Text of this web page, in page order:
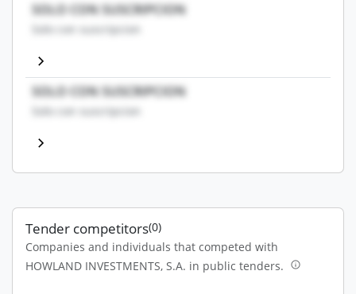
SOLO CON SUSCRIPCION
Solo con suscripcion
SOLO CON SUSCRIPCION
Solo con suscripcion
Tender competitors(0)
Companies and individuals that competed with
HOWLAND INVESTMENTS, S.A. in public tenders.